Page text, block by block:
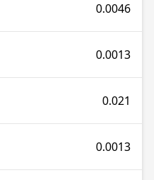
0.0046
0.0013
0.021
0.0013